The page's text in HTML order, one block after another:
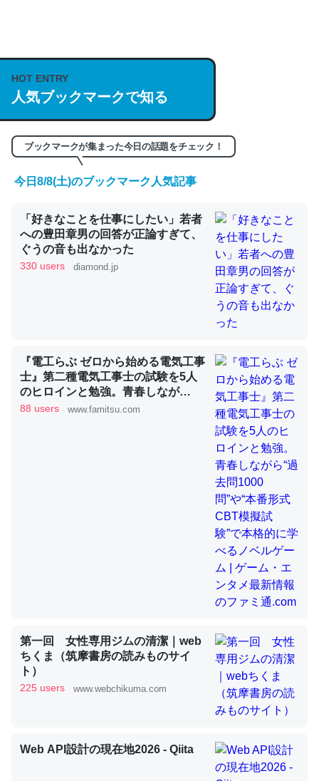
https://isobe324649.hatenablog.com/entry/2023/03/27
/064121
─GPTの仕組みと限界についての考察（１） - conceptualization
くらい。小説でいう「ずっと前の伏線」は回収されないけ
ど、短期記憶というには多い分量。進化すればするほど分
かりやすく強くなりそう
─GPTの仕組みと限界についての考察（１） - conceptualization
昆虫ってカルシウム少ないのか。知らんかった。調べたら
コオロギのカルシウム分はエビの600分の1程度。
─ニュース :: 【研究発表】昆虫学の大問題＝「昆虫はなぜ海にいな
いのか」に関する新仮説
論文では「淡水はカルシウムも酸素も不足してて両方に不
利だから両方が拮抗してるのでは」とあって面白い。海に
いる鋏角類（カブトガニ・ウミグモ）はカルシウムを使わ
ずキチンを強化してる筈だが、酵素が違うのか？
─ニュース :: 【研究発表】昆虫学の大問題＝「昆虫はなぜ海にいな
これを元に考えるとカルシウムを大量に使う脊椎動物と貝
類は苦労してるんだな…。腹足類だと殻を無くしてナメク
HOT ENTRY
人気ブックマークで知る
ブックマークが集まった今日の話題をチェック！
今日8/8(土)のブックマーク人気記事
「好きなことを仕事にしたい」若者
への豊田章男の回答が正論すぎて、
ぐうの音も出なかった
330 users diamond.jp
『電工らぶ ゼロから始める電気工事
士』第二種電気工事士の試験を5人
のヒロインと勉強。青春しなが
ら“過去問1000問”や“本番形式CBT
88 users www.famitsu.com
第一回 女性専用ジムの清潔｜web
ちくま（筑摩書房の読みものサイ
ト）
225 users www.webchikuma.com
Web API設計の現在地2026 - Qiita